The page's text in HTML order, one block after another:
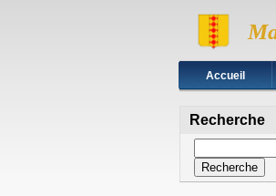
Accueil
Recherche